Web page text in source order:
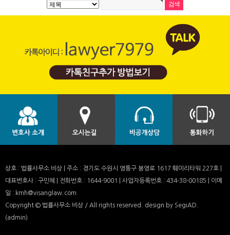
상호 : 법률사무소 비상 | 주소 : 경기도 수원시 영통구 봉영로 1617 훼미리타워 227호 |
대표변호사 : 구민혜 | 전화번호 : 1644-9001 | 사업자등록번호 : 434-38-00185 | 이메
일 : kmh@visanglaw.com
Copyright © 법률사무소 비상 / All rights reserved. design by SegiAD.
(admin)